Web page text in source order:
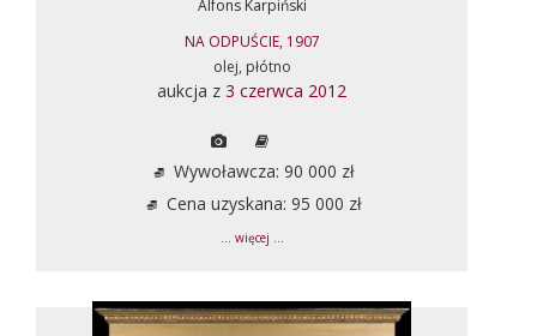
Alfons Karpiński
NA ODPUŚCIE, 1907
olej, płótno
aukcja z 3 czerwca 2012
Wywoławcza: 90 000 zł
Cena uzyskana: 95 000 zł
... więcej ...